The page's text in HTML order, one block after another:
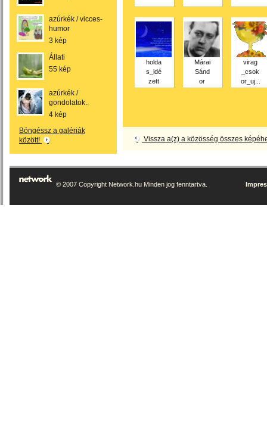
azúrkék / vicces-
humor
3 kép
Állati
55 kép
azúrkék /
gondolatok..
4 kép
Böngéssz a galériák
között!
holda
s_idé
zett
Márai
Sánd
or
virag
_csok
or_uj...
Vissza a(z) a közösség összes
© 2007 Copyright Network.hu Minden jog fenntartva.